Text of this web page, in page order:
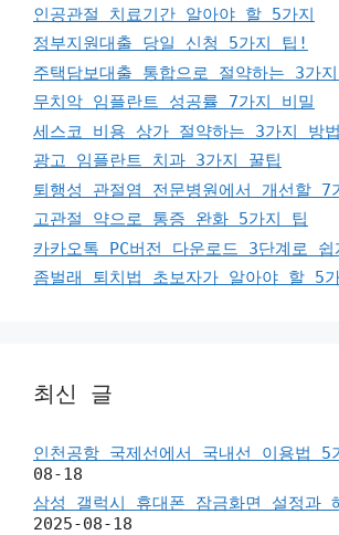
인공관절 치료기간 알아야 할 5가지
정부지원대출 당일 신청 5가지 팁!
주택담보대출 통합으로 절약하는 3가
무치악 임플란트 성공률 7가지 비밀
세스코 비용 상가 절약하는 3가지 방법
광고 임플란트 치과 3가지 꿀팁
퇴행성 관절염 전문병원에서 개선할 7
고관절 약으로 통증 완화 5가지 팁
카카오톡 PC버전 다운로드 3단계로 쉽
좀벌래 퇴치법 초보자가 알아야 할 5
최신 글
인천공항 국제선에서 국내선 이용법 5
08-18
삼성 갤럭시 휴대폰 잠금화면 설정과
2025-08-18